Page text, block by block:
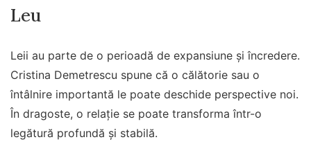
Leu
Leii au parte de o perioadă de expansiune și încredere.
Cristina Demetrescu spune că o călătorie sau o
întâlnire importantă le poate deschide perspective noi.
În dragoste, o relație se poate transforma într-o
legătură profundă și stabilă.